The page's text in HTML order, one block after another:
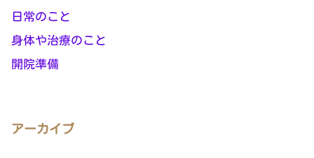
日常のこと
身体や治療のこと
開院準備
アーカイブ